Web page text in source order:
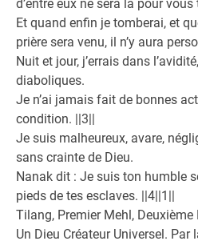
d’entre eux ne sera là pour
Et quand enfin je tomberai, et
prière sera venu, il n’y aura
Nuit et jour, j’errais dans
diaboliques.
Je n’ai jamais fait de bonnes
condition. ||3||
Je suis malheureux, avare,
sans crainte de Dieu.
Nanak dit : Je suis ton humble
pieds de tes esclaves. ||4||1||
Tilang, Premier Mehl, Deuxième
Un Dieu Créateur Universel. Par